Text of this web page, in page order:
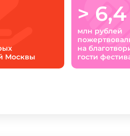
Москвы
> 6,4
млн рублей
на
гости